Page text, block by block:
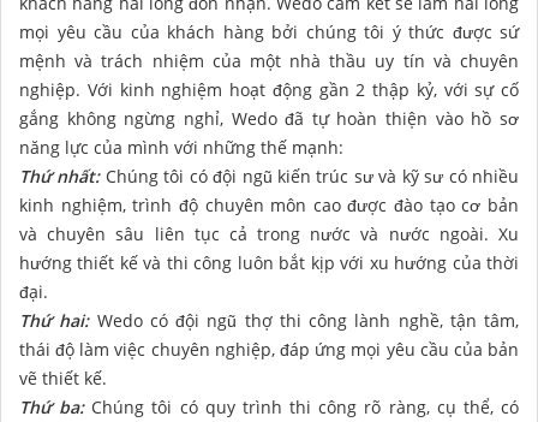
mọi yêu cầu của khách hàng bởi chúng tôi ý thức được sứ
mệnh và trách nhiệm của một nhà thầu uy tín và chuyên
nghiệp. Với kinh nghiệm hoạt động gần 2 thập kỷ, với sự cố
gắng không ngừng nghỉ, Wedo đã tự hoàn thiện vào hồ sơ
năng lực của mình với những thế mạnh:
Thứ nhất:Chúng tôi có đội ngũ kiến trúc sư và kỹ sư có nhiều
kinh nghiệm, trình độ chuyên môn cao được đào tạo cơ bản
và chuyên sâu liên tục cả trong nước và nước ngoài. Xu
hướng thiết kế và thi công luôn bắt kịp với xu hướng của thời
đại.
Thứ hai:Wedo có đội ngũ thợ thi công lành nghề, tận tâm,
thái độ làm việc chuyên nghiệp, đáp ứng mọi yêu cầu của bản
vẽ thiết kế.
Thứ ba:Chúng tôi có quy trình thi công rõ ràng, cụ thể, có